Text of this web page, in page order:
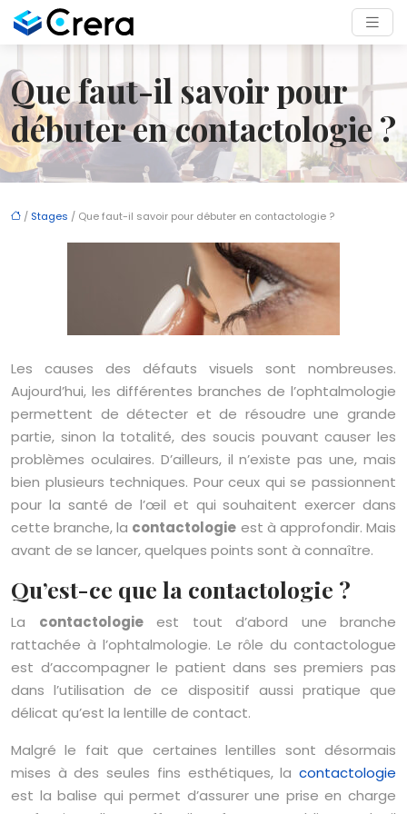
Que faut-il savoir pour
débuter en contactologie ?
/ Stages / Que faut-il savoir pour débuter en contactologie ?
Les causes des défauts visuels sont nombreuses.
Aujourd’hui, les différentes branches de l’ophtalmologie
permettent de détecter et de résoudre une grande
partie, sinon la totalité, des soucis pouvant causer les
problèmes oculaires. D’ailleurs, il n’existe pas une, mais
bien plusieurs techniques. Pour ceux qui se passionnent
pour la santé de l’œil et qui souhaitent exercer dans
cette branche, la contactologie est à approfondir. Mais
avant de se lancer, quelques points sont à connaître.
Qu’est-ce que la contactologie ?
La contactologieest tout d’abord une branche
rattachée à l’ophtalmologie. Le rôle du contactologue
est d’accompagner le patient dans ses premiers pas
dans l’utilisation de ce dispositif aussi pratique que
délicat qu’est la lentille de contact.
Malgré le fait que certaines lentilles sont désormais
mises à des seules fins esthétiques, la contactologie
est la balise qui permet d’assurer une prise en charge